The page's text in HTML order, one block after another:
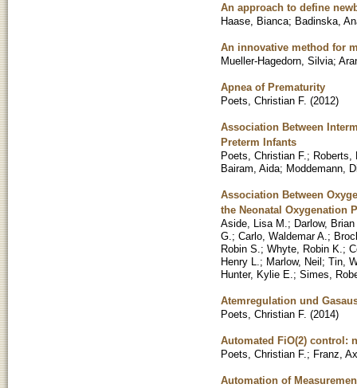
An approach to define
Haase, Bianca; Badinska,
An innovative method for
Mueller-Hagedorn, Silvia;
Apnea of Prematurity
Poets, Christian F. (2012)
Association Between
Preterm Infants
Poets, Christian F. ; Roberts,
Bairam, Aida; Moddemann,
Association Between
the Neonatal Oxygenation
Aside, Lisa M. ; Darlow, Brian
G. ; Carlo, Waldemar A. ;
Robin S. ; Whyte, Robin K. ;
Henry L. ; Marlow, Neil; Tin,
Hunter, Kylie E. ; Simes,
Atemregulation und
Poets, Christian F. (2014)
Automated FiO(2) control:
Poets, Christian F. ; Franz,
Automation of